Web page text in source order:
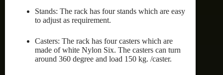
Stands: The rack has four stands which are easy
to adjust as requirement.
Casters: The rack has four casters which are
made of white Nylon Six. The casters can turn
around 360 degree and load 150 kg. /caster.